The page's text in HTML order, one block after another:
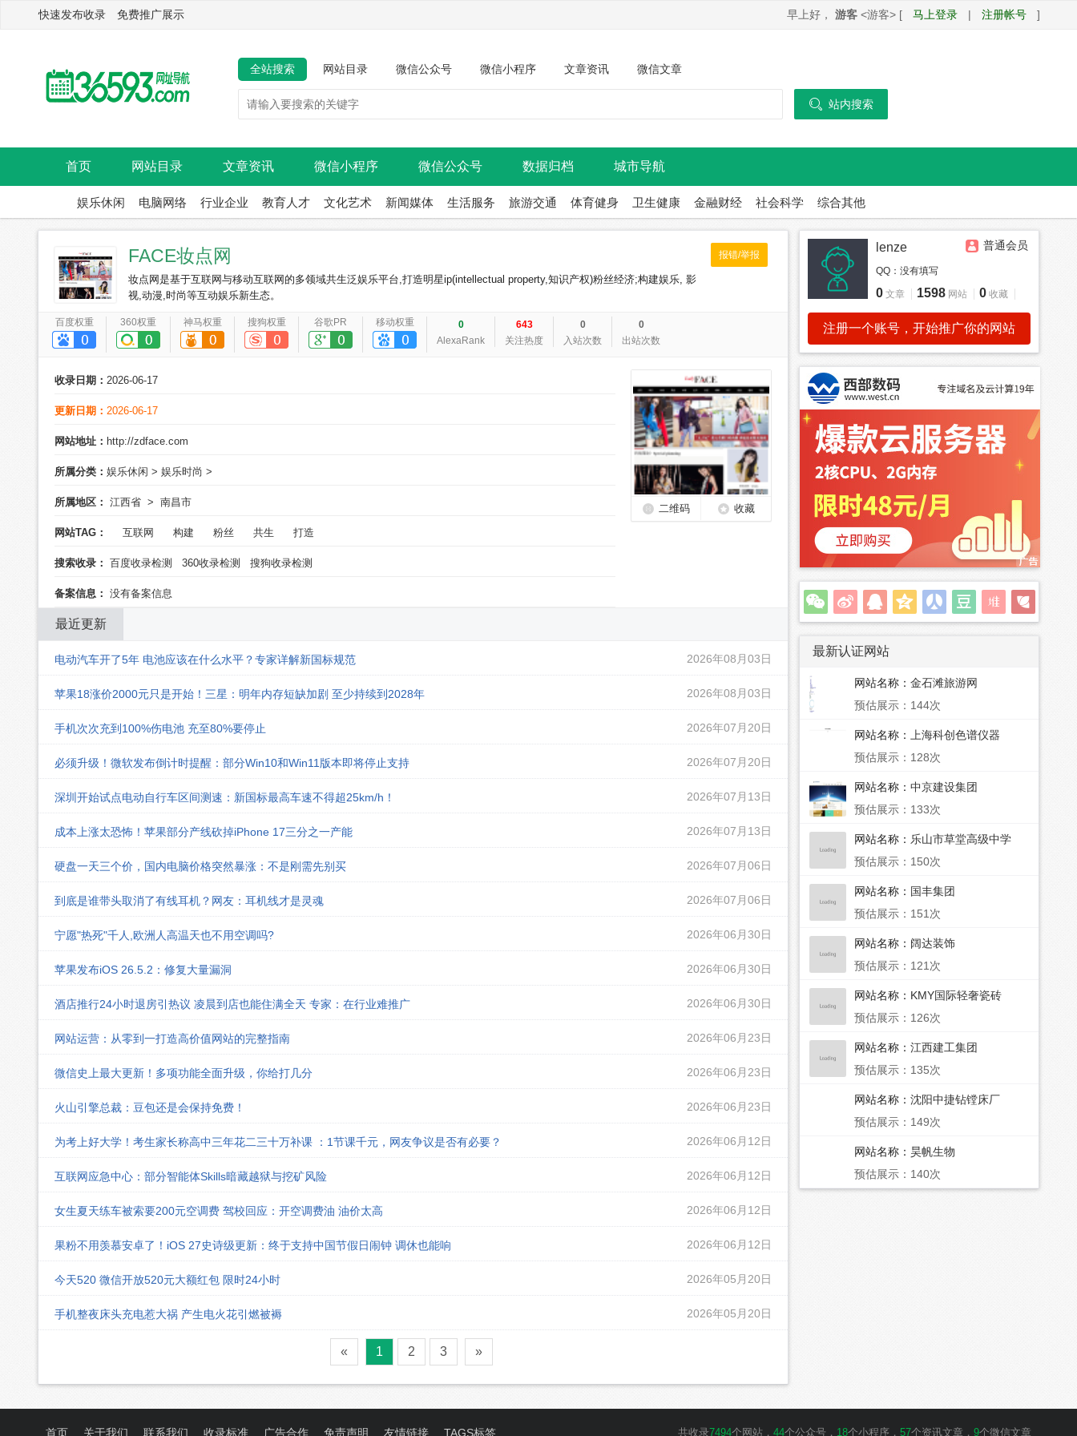
快速发布收录 免费推广展示 早上好， 游客 <游客> [ 马上登录 | 注册帐号 ]
全站搜索 网站目录 微信公众号 微信小程序 文章资讯 微信文章
 站内搜索
首页 网站目录 文章资讯 微信小程序 微信公众号 数据归档 城市导航
娱乐休闲 电脑网络 行业企业 教育人才 文化艺术 新闻媒体 生活服务 旅游交通 体育健身 卫生健康 金融财经 社会科学 综合其他
FACE妆点网
妆点网是基于互联网与移动互联网的多领域共生泛娱乐平台,打造明星ip(intellectual property,知识产权)粉丝经济;构建娱乐, 影
视,动漫,时尚等互动娱乐新生态。
报错/举报
百度权重 360权重 神马权重 搜狗权重 谷歌PR 移动权重
0
AlexaRank
643
关注热度
0
入站次数
0
出站次数
收录日期： 2026-06-17
更新日期： 2026-06-17
网站地址： http://zdface.com
所属分类： 娱乐休闲 > 娱乐时尚 >
所属地区： 江西省 > 南昌市
网站TAG： 互联网 构建 粉丝 共生 打造
搜索收录： 百度收录检测 360收录检测 搜狗收录检测
备案信息： 没有备案信息
二维码 收藏
最近更新
电动汽车开了5年 电池应该在什么水平？专家详解新国标规范 2026年08月03日
苹果18涨价2000元只是开始！三星：明年内存短缺加剧 至少持续到2028年 2026年08月03日
手机次次充到100%伤电池 充至80%要停止 2026年07月20日
必须升级！微软发布倒计时提醒：部分Win10和Win11版本即将停止支持 2026年07月20日
深圳开始试点电动自行车区间测速：新国标最高车速不得超25km/h！ 2026年07月13日
成本上涨太恐怖！苹果部分产线砍掉iPhone 17三分之一产能 2026年07月13日
硬盘一天三个价，国内电脑价格突然暴涨：不是刚需先别买 2026年07月06日
到底是谁带头取消了有线耳机？网友：耳机线才是灵魂 2026年07月06日
宁愿"热死"千人,欧洲人高温天也不用空调吗? 2026年06月30日
苹果发布iOS 26.5.2：修复大量漏洞 2026年06月30日
酒店推行24小时退房引热议 凌晨到店也能住满全天 专家：在行业难推广 2026年06月30日
网站运营：从零到一打造高价值网站的完整指南 2026年06月23日
微信史上最大更新！多项功能全面升级，你给打几分 2026年06月23日
火山引擎总裁：豆包还是会保持免费！ 2026年06月23日
为考上好大学！考生家长称高中三年花二三十万补课 ：1节课千元，网友争议是否有必要？ 2026年06月12日
互联网应急中心：部分智能体Skills暗藏越狱与挖矿风险 2026年06月12日
女生夏天练车被索要200元空调费 驾校回应：开空调费油 油价太高 2026年06月12日
果粉不用羡慕安卓了！iOS 27史诗级更新：终于支持中国节假日闹钟 调休也能响 2026年06月12日
今天520 微信开放520元大额红包 限时24小时 2026年05月20日
手机整夜床头充电惹大祸 产生电火花引燃被褥 2026年05月20日
« 1 2 3 »
lenze 普通会员
QQ： 没有填写
0 文章 1598 网站 0 收藏
注册一个账号，开始推广你的网站
最新认证网站
网站名称： 金石滩旅游网
预估展示：144次
网站名称：
上海科创色谱仪器
预估展示：128次
网站名称： 中京建设集团
预估展示：133次
网站名称： 乐山市草堂高级中学
预估展示：150次
网站名称： 国丰集团
预估展示：151次
网站名称： 阔达装饰
预估展示：121次
网站名称： KMY国际轻奢瓷砖
预估展示：126次
网站名称： 江西建工集团
预估展示：135次
网站名称： 沈阳中捷钻镗床厂
预估展示：149次
网站名称： 昊帆生物
预估展示：140次
共收录7494个网站， 44个公众号， 18个小程序， 57个资讯文章， 9个微信文章
首页 关于我们 联系我们 收录标准 广告合作 免责声明 友情链接 TAGS标签